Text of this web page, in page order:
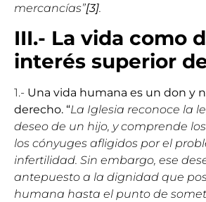
mercancías”[3].
III.- La vida como
interés superior
1.- Una vida humana es un don y
derecho. “La Iglesia reconoce la
deseo de un hijo, y comprende
los cónyuges afligidos por el
infertilidad. Sin embargo, ese
antepuesto a la dignidad que
humana hasta el punto de